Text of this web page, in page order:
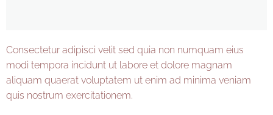
Consectetur adipisci velit sed quia non numquam eius
modi tempora incidunt ut labore et dolore magnam
aliquam quaerat voluptatem ut enim ad minima veniam
quis nostrum exercitationem.